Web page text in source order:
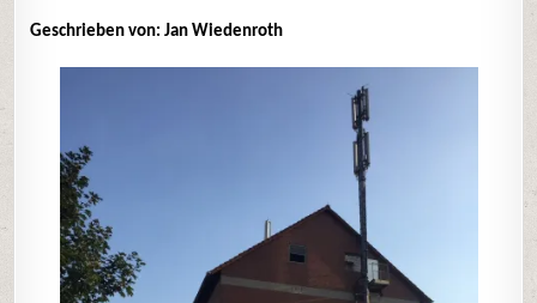
Geschrieben von: Jan Wiedenroth